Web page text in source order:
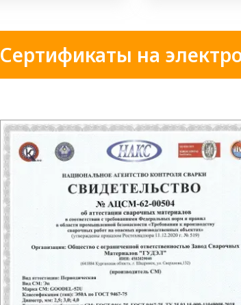
Сертификаты на